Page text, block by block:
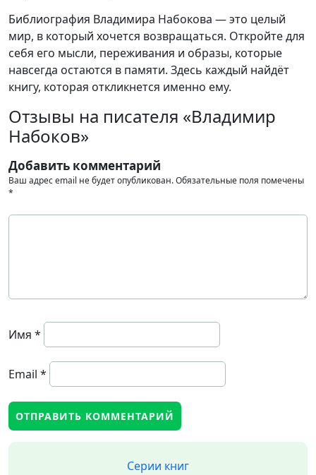
Библиография Владимира Набокова — это целый
мир, в который хочется возвращаться. Откройте для
себя его мысли, переживания и образы, которые
навсегда остаются в памяти. Здесь каждый найдёт
книгу, которая откликнется именно ему.
Отзывы на писателя «Владимир
Набоков»
Добавить комментарий
Ваш адрес email не будет опубликован.Обязательные поля помечены
*
Имя *
Email *
Серии книг